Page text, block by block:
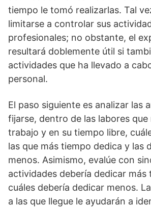
tiempo le tomó realizarlas. Tal
limitarse a controlar sus
profesionales; no obstante, el
resultará doblemente útil si
actividades que ha llevado a
personal.
El paso siguiente es analizar las
fijarse, dentro de las labores que
trabajo y en su tiempo libre,
las que más tiempo dedica y las
menos. Asimismo, evalúe con
actividades debería dedicar más
cuáles debería dedicar menos.
a las que llegue le ayudarán a